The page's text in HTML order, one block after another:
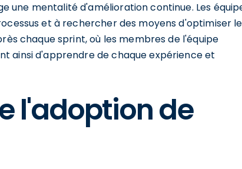
une mentalité d'amélioration continue. Les
et à rechercher des moyens d'optimiser
chaque sprint, où les membres de l'équipe
ainsi d'apprendre de chaque expérience et
l'adoption de